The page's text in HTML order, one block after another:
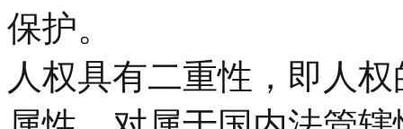
保护。
人权具有二重性，即人